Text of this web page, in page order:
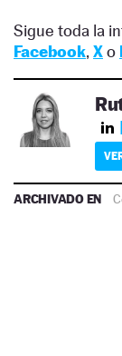
Sigue toda la
Facebook, Xo
ARCHIVADO EN